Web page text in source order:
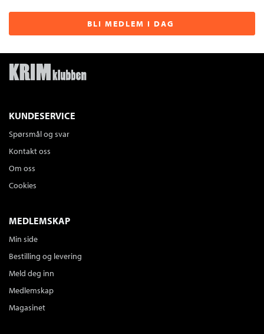
BLI MEDLEM I DAG
KUNDESERVICE
Spørsmål og svar
Kontakt oss
Om oss
Cookies
MEDLEMSKAP
Min side
Bestilling og levering
Meld deg inn
Medlemskap
Magasinet